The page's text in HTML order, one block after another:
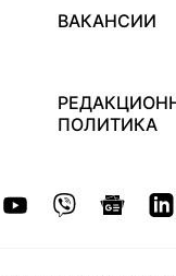
ВАКАНСИИ
ПОЛИТИКА